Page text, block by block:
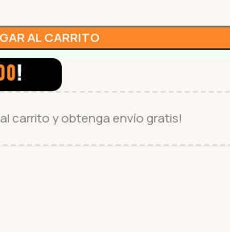
AL CARRITO
!
al carrito y obtenga envío gratis!